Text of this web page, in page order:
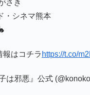
さき
・シネマ熊本
はコチラ https://t.co/
は邪悪』公式